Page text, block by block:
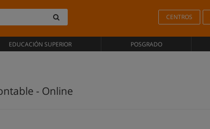
CENTROS
EDUCACIÓN SUPERIOR POSGRADO
- Online